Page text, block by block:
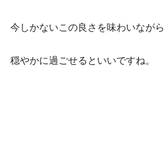
今しかないこの良さを味わいながら
穏やかに過ごせるといいですね。